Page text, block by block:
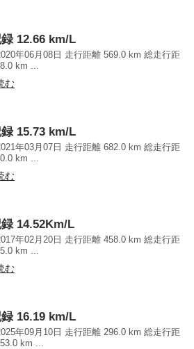
12.66 km/L
年06月08日 走行距離 569.0 km 総走行距
km ...
む
15.73 km/L
年03月07日 走行距離 682.0 km 総走行距
km ...
む
14.52Km/L
年02月20日 走行距離 458.0 km 総走行距
km ...
む
16.19 km/L
年09月10日 走行距離 296.0 km 総走行距
km ...